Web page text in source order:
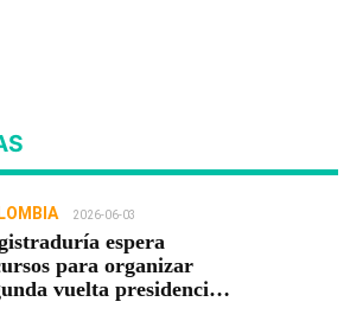
2026-06-03
espera
para organizar
vuelta presidencial